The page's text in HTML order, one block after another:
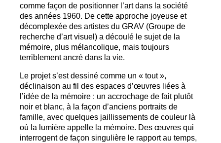
comme façon de positionner l’art dans la société
des années 1960. De cette approche joyeuse et
décomplexée des artistes du GRAV (Groupe de
recherche d’art visuel) a découlé le sujet de la
mémoire, plus mélancolique, mais toujours
terriblement ancré dans la vie.
Le projet s’est dessiné comme un « tout »,
déclinaison au fil des espaces d’œuvres liées à
l’idée de la mémoire : un accrochage de fait plutôt
noir et blanc, à la façon d’anciens portraits de
famille, avec quelques jaillissements de couleur là
où la lumière appelle la mémoire. Des œuvres qui
interrogent de façon singulière le rapport au temps,